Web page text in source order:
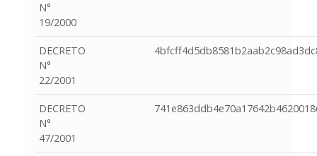
N°
19/2000
DECRETO
N°
22/2001
DECRETO
N°
47/2001